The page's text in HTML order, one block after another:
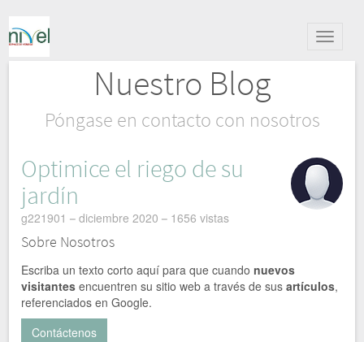
Alternar
Nuestro Blog
Póngase en contacto con nosotros
Optimice el riego de su
jardín
g221901 diciembre 2020 1656 vistas
Sobre Nosotros
Escriba un texto corto aquí para que cuando nuevos
visitantes encuentren su sitio web a través de susartículos,
referenciados en Google.
Contáctenos